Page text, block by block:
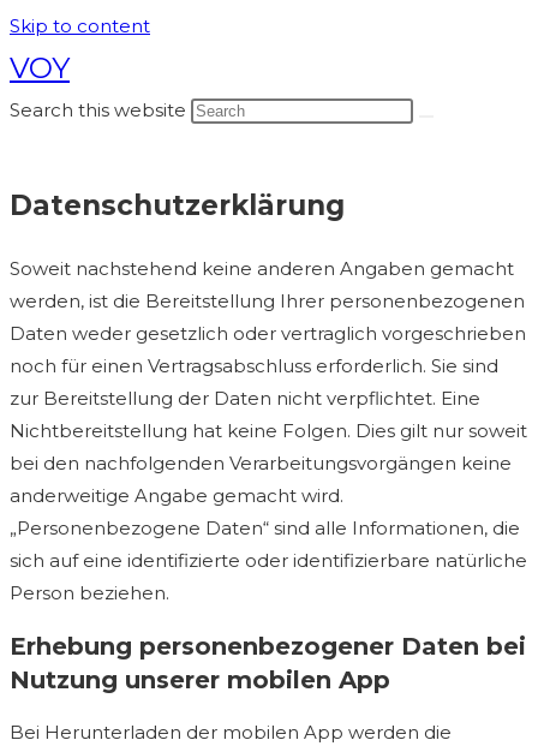
Skip to content
VOY
Search this website
Datenschutzerklärung
Soweit nachstehend keine anderen Angaben gemacht
werden, ist die Bereitstellung Ihrer personenbezogenen
Daten weder gesetzlich oder vertraglich vorgeschrieben
noch für einen Vertragsabschluss erforderlich. Sie sind
zur Bereitstellung der Daten nicht verpflichtet. Eine
Nichtbereitstellung hat keine Folgen. Dies gilt nur soweit
bei den nachfolgenden Verarbeitungsvorgängen keine
anderweitige Angabe gemacht wird.
„Personenbezogene Daten“ sind alle Informationen, die
sich auf eine identifizierte oder identifizierbare natürliche
Person beziehen.
Erhebung personenbezogener Daten bei
Nutzung unserer mobilen App
Bei Herunterladen der mobilen App werden die